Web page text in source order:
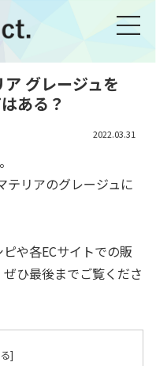
ア グレージュを
ある？
2022.03.31
テリアのグレージュに
や各ECサイトでの販
ひ最後までご覧くださ